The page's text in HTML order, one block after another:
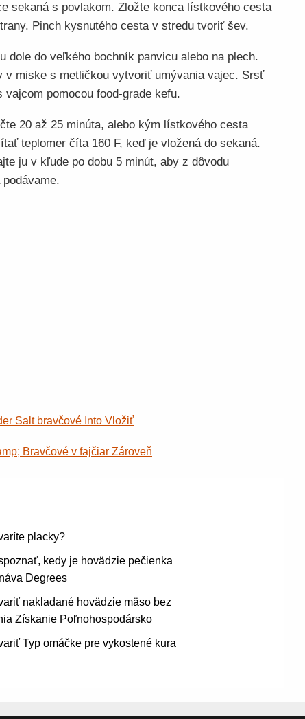
sekaná s povlakom. Zložte konca lístkového cesta
Pinch kysnutého cesta v stredu tvoriť šev.
dole do veľkého bochník panvicu alebo na plech.
v miske s metličkou vytvoriť umývania vajec. Srsť
pomocou food-grade kefu.
20 až 25 minúta, alebo kým lístkového cesta
teplomer číta 160 F, keď je vložená do sekaná.
ju v kľude po dobu 5 minút, aby z dôvodu
Salt bravčové Into Vložiť
Bravčové v fajčiar Zároveň
placky?
kedy je hovädzie pečienka
Degrees
nakladané hovädzie mäso bez
Získanie Poľnohospodársko
Typ omáčke pre vykostené kura